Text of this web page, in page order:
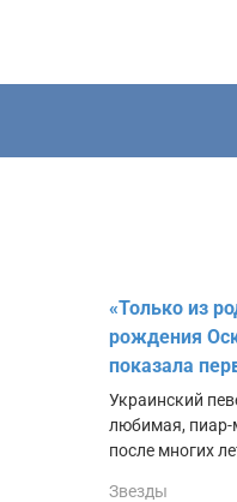
«Только из
рождения
показала
Украинский
любимая,
после многих
Звезды